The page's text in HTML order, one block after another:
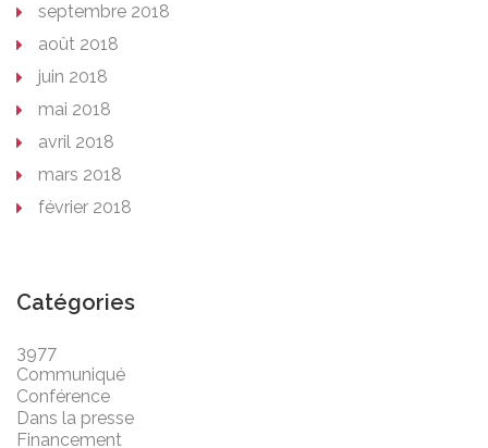
septembre 2018
août 2018
juin 2018
mai 2018
avril 2018
mars 2018
février 2018
Catégories
3977
Communiqué
Conférence
Dans la presse
Financement